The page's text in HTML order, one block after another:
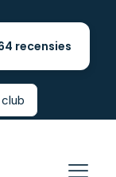
recensies